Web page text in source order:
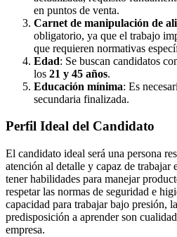
en puntos de venta.
Carnet de manipulación de
obligatorio, ya que el trabajo
que requieren normativas
Edad: Se buscan candidatos
los 21 y 45 años.
Educación mínima: Es
secundaria finalizada.
Perfil Ideal del Candidato
El candidato ideal será una persona
atención al detalle y capaz de trabajar
tener habilidades para manejar
respetar las normas de seguridad e
capacidad para trabajar bajo presión,
predisposición a aprender son
empresa.